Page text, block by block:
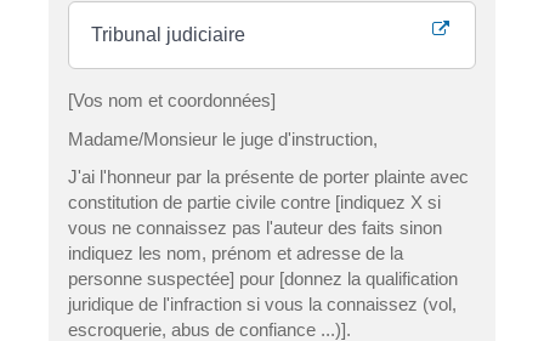
Tribunal judiciaire
[Vos nom et coordonnées]
Madame/Monsieur le juge d'instruction,
J'ai l'honneur par la présente de porter plainte avec
constitution de partie civile contre [indiquez X si
vous ne connaissez pas l'auteur des faits sinon
indiquez les nom, prénom et adresse de la
personne suspectée] pour [donnez la qualification
juridique de l'infraction si vous la connaissez (vol,
escroquerie, abus de confiance ...)].